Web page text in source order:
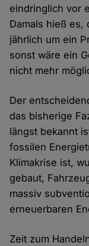
eindringlich vor
Damals hieß es,
jährlich um ein
sonst wäre ein
nicht mehr
Der
das bisherige
längst bekannt
fossilen
Klimakrise ist,
gebaut,
massiv
erneuerbaren
Zeit zum